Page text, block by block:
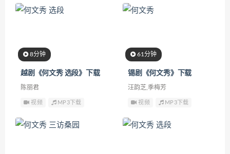
8分钟
越剧《何文秀 选段》下载
陈丽君
视频 MP3下载
61分钟
锡剧《何文秀》下载
汪韵芝,季梅芳
视频 MP3下载